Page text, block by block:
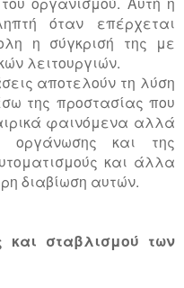
όταν επέρχεται
η σύγκρισή της με
λειτουργιών.
αποτελούν τη λύση
της προστασίας που
φαινόμενα αλλά
οργάνωσης και της
και άλλα
διαβίωση αυτών.
και σταβλισμού των